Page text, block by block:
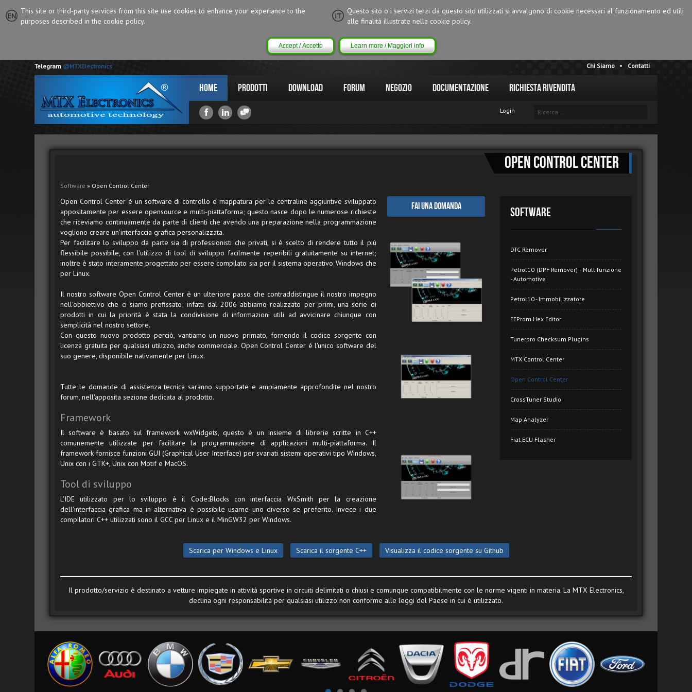
This site or third-party services from this site use cookies to enhance your experiance to the
purposes described in the cookie policy.
Questo sito o i servizi terzi da questo sito utilizzati si avvalgono di cookie necessari al funzionamento ed utili
alle finalitá illustrate nella cookie policy.
Accept / Accetto Learn more / Maggiori info
Telegram @MTXElectronics Chi Siamo Contatti
Home Prodotti Download Forum Negozio Documentazione Richiesta Rivendita
Login
Open Control Center
Software » Open Control Center
Open Control Center è un software di controllo e mappatura per le centraline aggiuntive sviluppato
appositamente per essere opensource e multi-piattaforma; questo nasce dopo le numerose richieste
che riceviamo continuamente da parte di clienti che avendo una preparazione nella programmazione
vogliono creare un'interfaccia grafica personalizzata.
Per facilitare lo sviluppo da parte sia di professionisti che privati, si è scelto di rendere tutto il più
flessibile possibile, con l'utilizzo di tool di sviluppo facilmente reperibili gratuitamente su internet;
inoltre è stato interamente progettato per essere compilato sia per il sistema operativo Windows che
per Linux.
Il nostro software Open Control Center è un ulteriore passo che contraddistingue il nostro impegno
nell'obbiettivo che ci siamo prefissato; infatti dal 2006 abbiamo realizzato per primi, una serie di
prodotti in cui la priorità è stata la condivisione di informazioni utili ad avvicinare chiunque con
semplicità nel nostro settore.
Con questo nuovo prodotto perciò, vantiamo un nuovo primato, fornendo il codice sorgente con
licenza gratuita per qualsiasi utilizzo, anche commerciale. Open Control Center è l'unico software del
suo genere, disponibile nativamente per Linux.
Tutte le domande di assistenza tecnica saranno supportate e ampiamente approfondite nel nostro
forum, nell'apposita sezione dedicata al prodotto.
Framework
Il software è basato sul framework wxWidgets, questo è un insieme di librerie scritte in C++
comunemente utilizzate per facilitare la programmazione di applicazioni multi-piattaforma. Il
framework fornisce funzioni GUI (Graphical User Interface) per svariati sistemi operativi tipo Windows,
Unix con i GTK+, Unix con Motif e MacOS.
Tool di sviluppo
L'IDE utilizzato per lo sviluppo è il Code::Blocks con interfaccia WxSmith per la creazione
dell'interfaccia grafica ma in alternativa è possibile usarne uno diverso se preferito. Invece i due
compilatori C++ utilizzati sono il GCC per Linux e il MinGW32 per Windows.
Fai una domanda Software
DTC Remover
Petrol10 (DPF Remover) - Multifunzione
- Automotive
Petrol10 - Immobilizzatore
EEProm Hex Editor
Tunerpro Checksum Plugins
MTX Control Center
Open Control Center
CrossTuner Studio
Map Analyzer
Fiat ECU Flasher
Scarica per Windows e Linux Scarica il sorgente C++ Visualizza il codice sorgente su Github
Il prodotto/servizio è destinato a vetture impiegate in attività sportive in circuiti delimitati o chiusi e comunque compatibilmente con le norme vigenti in materia. La MTX Electronics,
declina ogni responsabilità per qualsiasi utilizzo non conforme alle leggi del Paese in cui è utilizzato.